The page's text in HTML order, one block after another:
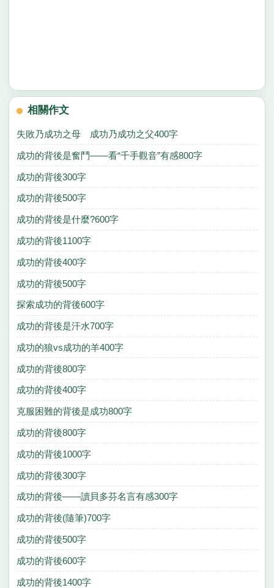
相關作文
失敗乃成功之母 成功乃成功之父400字
成功的背後是奮鬥——看“千手觀音”有感800字
成功的背後300字
成功的背後500字
成功的背後是什麼?600字
成功的背後1100字
成功的背後400字
成功的背後500字
探索成功的背後600字
成功的背後是汗水700字
成功的狼vs成功的羊400字
成功的背後800字
成功的背後400字
克服困難的背後是成功800字
成功的背後800字
成功的背後1000字
成功的背後300字
成功的背後——讀貝多芬名言有感300字
成功的背後(隨筆)700字
成功的背後500字
成功的背後600字
成功的背後1400字